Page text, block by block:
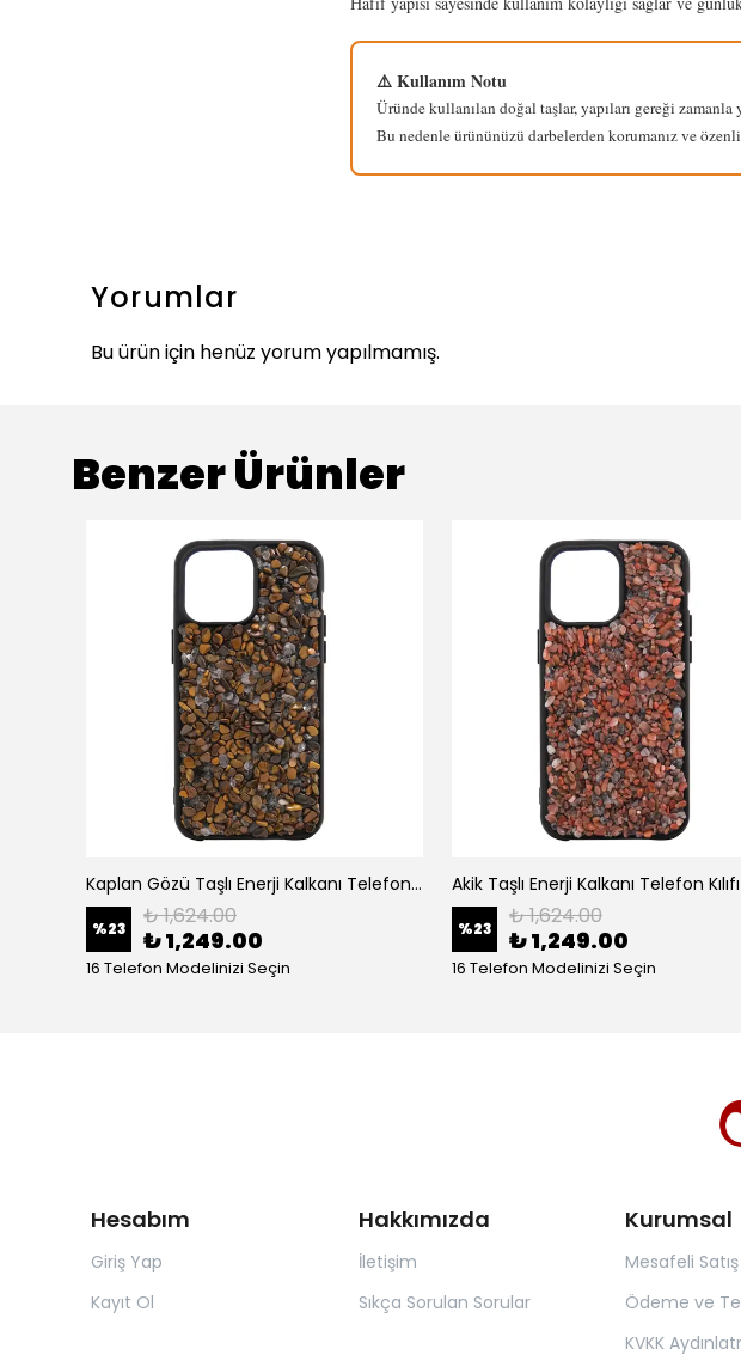
⚠️ Kullanım Notu
Üründe kullanılan doğal taşlar, yapıları gereği
Bu nedenle ürününüzü darbelerden korumanız ve
Yorumlar
Bu ürün için henüz yorum yapılmamış.
Benzer Ürünler
Kaplan Gözü Taşlı Enerji Kalkanı Telefon Kılıfı iPhone (Stonyx)
%23 ₺ 1,624.00
₺ 1,249.00
16 Telefon Modelinizi Seçin
%23 ₺ 1,624.00
₺ 1,249.00
16 Telefon Modelinizi Seçin
Hesabım
Giriş Yap
Kayıt Ol
Hakkımızda
İletişim
Sıkça Sorulan Sorular
Kurumsal
Mesafeli
Ödeme ve
KVKK